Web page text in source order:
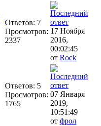
Ответов: 7
Просмотров:
2337
17 Ноября
2016,
00:02:45
от Rock
Ответов: 5
Просмотров:
1765
07 Января
2019,
10:51:49
от фрол